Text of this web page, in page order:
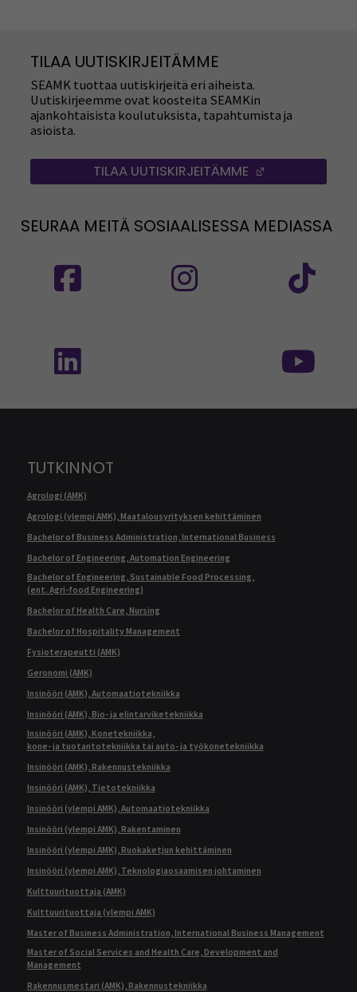
TILAA UUTISKIRJEITÄMME
SEAMK tuottaa uutiskirjeitä eri aiheista.
Uutiskirjeemme ovat koosteita SEAMKin
ajankohtaisista koulutuksista, tapahtumista ja
asioista.
TILAA UUTISKIRJEITÄMME
SEURAA MEITÄ SOSIAALISESSA MEDIASSA
TUTKINNOT
Agrologi (AMK)
Agrologi (ylempi AMK), Maatalousyrityksen kehittäminen
Bachelor of Business Administration, International Business
Bachelor of Engineering, Automation Engineering
Bachelor of Engineering, Sustainable Food Processing,
(ent. Agri-food Engineering)
Bachelor of Health Care, Nursing
Bachelor of Hospitality Management
Fysioterapeutti (AMK)
Geronomi (AMK)
Insinööri (AMK), Automaatiotekniikka
Insinööri (AMK), Bio- ja elintarviketekniikka
Insinööri (AMK), Konetekniikka,
kone- ja tuotantotekniikka tai auto- ja työkonetekniikka
Insinööri (AMK), Rakennustekniikka
Insinööri (AMK), Tietotekniikka
Insinööri (ylempi AMK), Automaatiotekniikka
Insinööri (ylempi AMK), Rakentaminen
Insinööri (ylempi AMK), Ruokaketjun kehittäminen
Insinööri (ylempi AMK), Teknologiaosaamisen johtaminen
Kulttuurituottaja (AMK)
Kulttuurituottaja (ylempi AMK)
Master of Business Administration, International Business Management
Master of Social Services and Health Care, Development and
Management
Rakennusmestari (AMK), Rakennustekniikka